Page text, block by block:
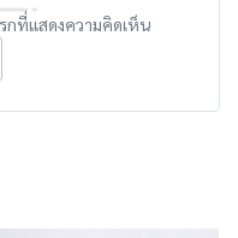
กที่แสดงความคิดเห็น